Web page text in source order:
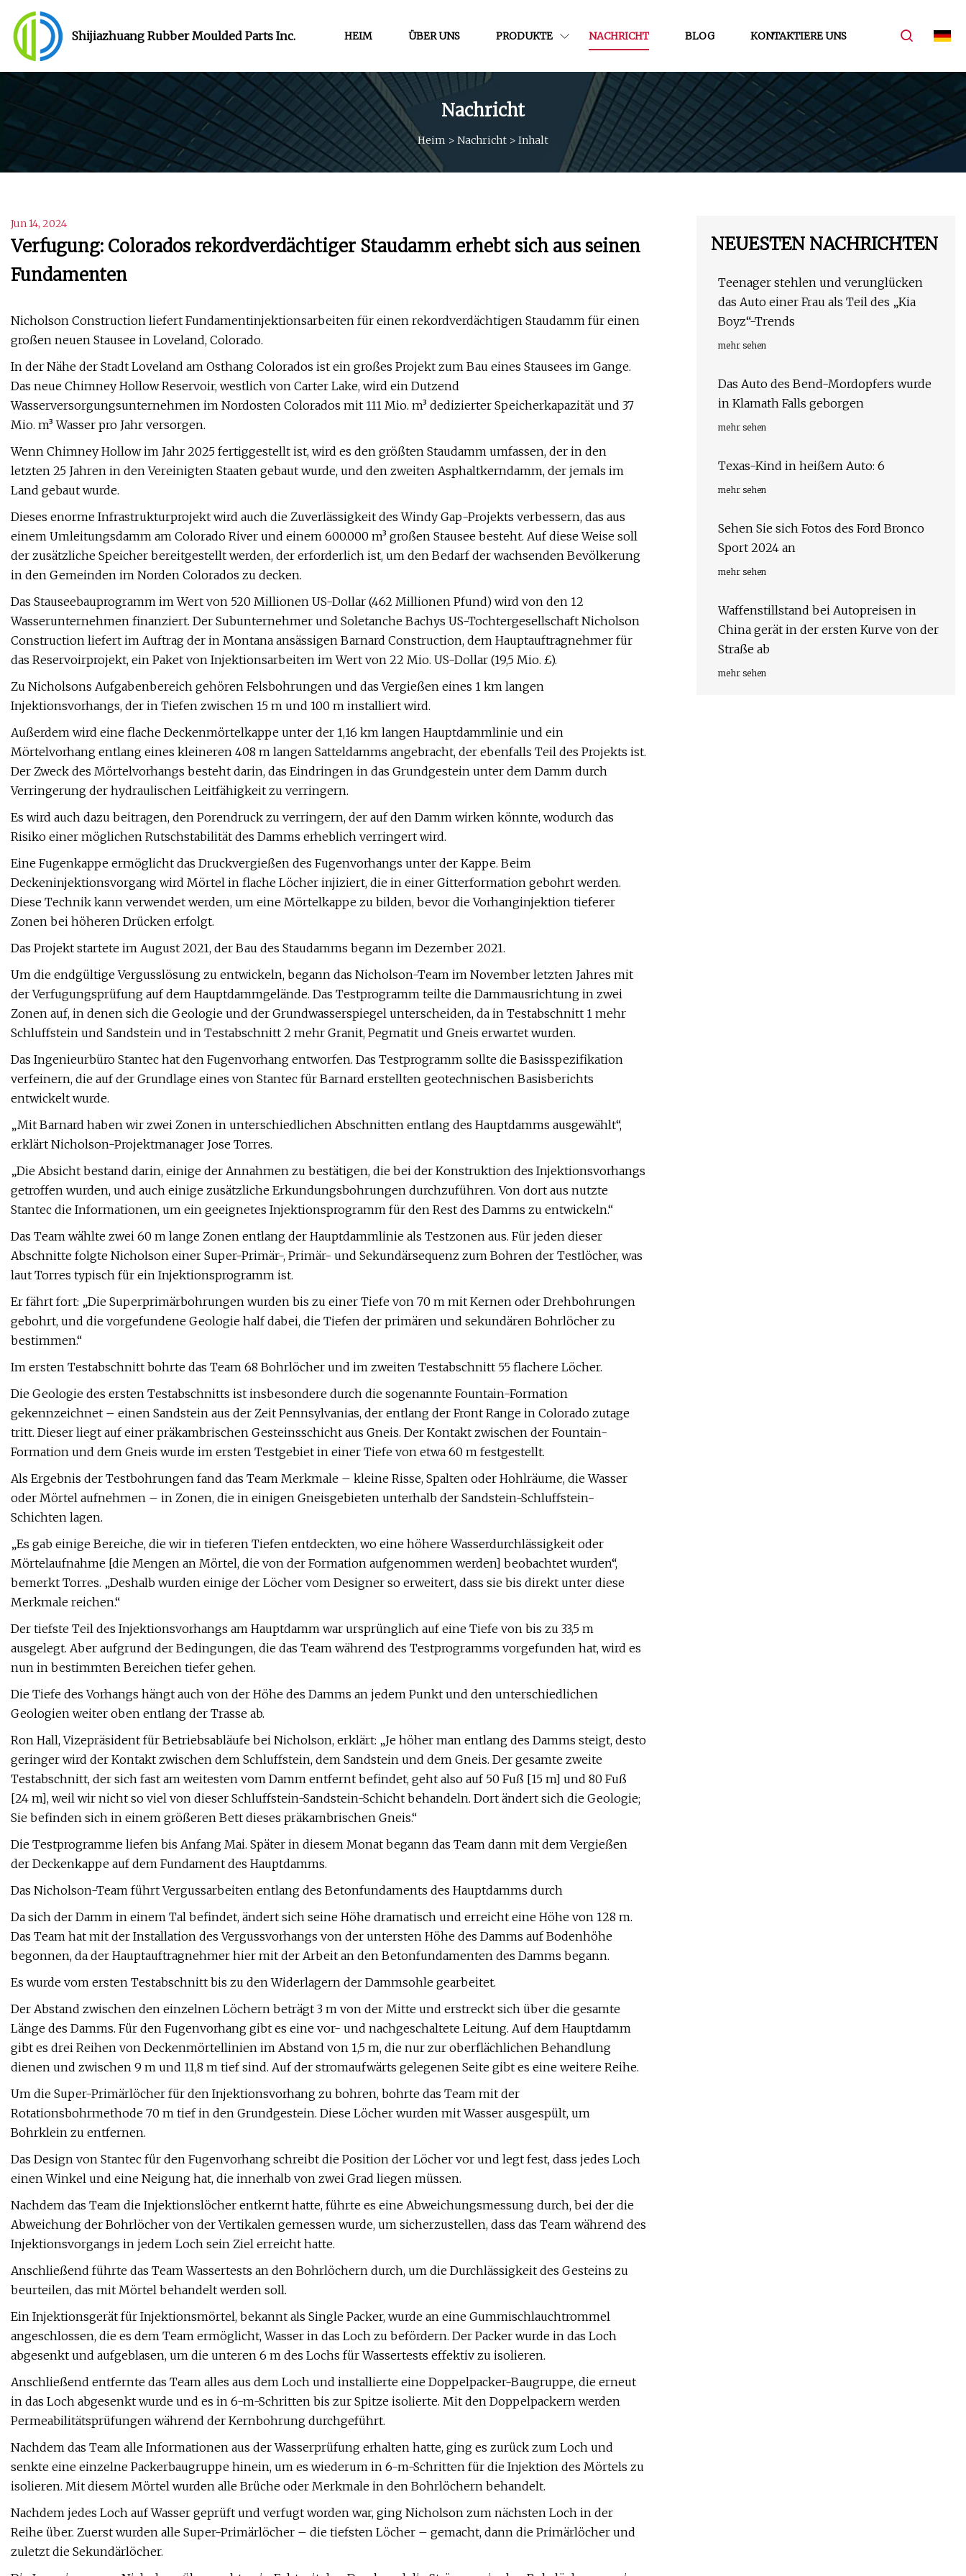
Shijiazhuang Rubber Moulded Parts Inc. HEIM ÜBER UNS PRODUKTE NACHRICHT BLOG KONTAKTIERE UNS
Nachricht
Heim > Nachricht > Inhalt
Jun 14, 2024
Verfugung: Colorados rekordverdächtiger Staudamm erhebt sich aus seinen
Fundamenten
Nicholson Construction liefert Fundamentinjektionsarbeiten für einen rekordverdächtigen Staudamm für einen
großen neuen Stausee in Loveland, Colorado.
In der Nähe der Stadt Loveland am Osthang Colorados ist ein großes Projekt zum Bau eines Stausees im Gange.
Das neue Chimney Hollow Reservoir, westlich von Carter Lake, wird ein Dutzend
Wasserversorgungsunternehmen im Nordosten Colorados mit 111 Mio. m³ dedizierter Speicherkapazität und 37
Mio. m³ Wasser pro Jahr versorgen.
Wenn Chimney Hollow im Jahr 2025 fertiggestellt ist, wird es den größten Staudamm umfassen, der in den
letzten 25 Jahren in den Vereinigten Staaten gebaut wurde, und den zweiten Asphaltkerndamm, der jemals im
Land gebaut wurde.
Dieses enorme Infrastrukturprojekt wird auch die Zuverlässigkeit des Windy Gap-Projekts verbessern, das aus
einem Umleitungsdamm am Colorado River und einem 600.000 m³ großen Stausee besteht. Auf diese Weise soll
der zusätzliche Speicher bereitgestellt werden, der erforderlich ist, um den Bedarf der wachsenden Bevölkerung
in den Gemeinden im Norden Colorados zu decken.
Das Stauseebauprogramm im Wert von 520 Millionen US-Dollar (462 Millionen Pfund) wird von den 12
Wasserunternehmen finanziert. Der Subunternehmer und Soletanche Bachys US-Tochtergesellschaft Nicholson
Construction liefert im Auftrag der in Montana ansässigen Barnard Construction, dem Hauptauftragnehmer für
das Reservoirprojekt, ein Paket von Injektionsarbeiten im Wert von 22 Mio. US-Dollar (19,5 Mio. £).
Zu Nicholsons Aufgabenbereich gehören Felsbohrungen und das Vergießen eines 1 km langen
Injektionsvorhangs, der in Tiefen zwischen 15 m und 100 m installiert wird.
Außerdem wird eine flache Deckenmörtelkappe unter der 1,16 km langen Hauptdammlinie und ein
Mörtelvorhang entlang eines kleineren 408 m langen Satteldamms angebracht, der ebenfalls Teil des Projekts ist.
Der Zweck des Mörtelvorhangs besteht darin, das Eindringen in das Grundgestein unter dem Damm durch
Verringerung der hydraulischen Leitfähigkeit zu verringern.
Es wird auch dazu beitragen, den Porendruck zu verringern, der auf den Damm wirken könnte, wodurch das
Risiko einer möglichen Rutschstabilität des Damms erheblich verringert wird.
Eine Fugenkappe ermöglicht das Druckvergießen des Fugenvorhangs unter der Kappe. Beim
Deckeninjektionsvorgang wird Mörtel in flache Löcher injiziert, die in einer Gitterformation gebohrt werden.
Diese Technik kann verwendet werden, um eine Mörtelkappe zu bilden, bevor die Vorhanginjektion tieferer
Zonen bei höheren Drücken erfolgt.
Das Projekt startete im August 2021, der Bau des Staudamms begann im Dezember 2021.
Um die endgültige Vergusslösung zu entwickeln, begann das Nicholson-Team im November letzten Jahres mit
der Verfugungsprüfung auf dem Hauptdammgelände. Das Testprogramm teilte die Dammausrichtung in zwei
Zonen auf, in denen sich die Geologie und der Grundwasserspiegel unterscheiden, da in Testabschnitt 1 mehr
Schluffstein und Sandstein und in Testabschnitt 2 mehr Granit, Pegmatit und Gneis erwartet wurden.
Das Ingenieurbüro Stantec hat den Fugenvorhang entworfen. Das Testprogramm sollte die Basisspezifikation
verfeinern, die auf der Grundlage eines von Stantec für Barnard erstellten geotechnischen Basisberichts
entwickelt wurde.
„Mit Barnard haben wir zwei Zonen in unterschiedlichen Abschnitten entlang des Hauptdamms ausgewählt“,
erklärt Nicholson-Projektmanager Jose Torres.
„Die Absicht bestand darin, einige der Annahmen zu bestätigen, die bei der Konstruktion des Injektionsvorhangs
getroffen wurden, und auch einige zusätzliche Erkundungsbohrungen durchzuführen. Von dort aus nutzte
Stantec die Informationen, um ein geeignetes Injektionsprogramm für den Rest des Damms zu entwickeln.“
Das Team wählte zwei 60 m lange Zonen entlang der Hauptdammlinie als Testzonen aus. Für jeden dieser
Abschnitte folgte Nicholson einer Super-Primär-, Primär- und Sekundärsequenz zum Bohren der Testlöcher, was
laut Torres typisch für ein Injektionsprogramm ist.
Er fährt fort: „Die Superprimärbohrungen wurden bis zu einer Tiefe von 70 m mit Kernen oder Drehbohrungen
gebohrt, und die vorgefundene Geologie half dabei, die Tiefen der primären und sekundären Bohrlöcher zu
bestimmen.“
Im ersten Testabschnitt bohrte das Team 68 Bohrlöcher und im zweiten Testabschnitt 55 flachere Löcher.
Die Geologie des ersten Testabschnitts ist insbesondere durch die sogenannte Fountain-Formation
gekennzeichnet – einen Sandstein aus der Zeit Pennsylvanias, der entlang der Front Range in Colorado zutage
tritt. Dieser liegt auf einer präkambrischen Gesteinsschicht aus Gneis. Der Kontakt zwischen der Fountain-
Formation und dem Gneis wurde im ersten Testgebiet in einer Tiefe von etwa 60 m festgestellt.
Als Ergebnis der Testbohrungen fand das Team Merkmale – kleine Risse, Spalten oder Hohlräume, die Wasser
oder Mörtel aufnehmen – in Zonen, die in einigen Gneisgebieten unterhalb der Sandstein-Schluffstein-
Schichten lagen.
„Es gab einige Bereiche, die wir in tieferen Tiefen entdeckten, wo eine höhere Wasserdurchlässigkeit oder
Mörtelaufnahme [die Mengen an Mörtel, die von der Formation aufgenommen werden] beobachtet wurden“,
bemerkt Torres. „Deshalb wurden einige der Löcher vom Designer so erweitert, dass sie bis direkt unter diese
Merkmale reichen.“
Der tiefste Teil des Injektionsvorhangs am Hauptdamm war ursprünglich auf eine Tiefe von bis zu 33,5 m
ausgelegt. Aber aufgrund der Bedingungen, die das Team während des Testprogramms vorgefunden hat, wird es
nun in bestimmten Bereichen tiefer gehen.
Die Tiefe des Vorhangs hängt auch von der Höhe des Damms an jedem Punkt und den unterschiedlichen
Geologien weiter oben entlang der Trasse ab.
Ron Hall, Vizepräsident für Betriebsabläufe bei Nicholson, erklärt: „Je höher man entlang des Damms steigt, desto
geringer wird der Kontakt zwischen dem Schluffstein, dem Sandstein und dem Gneis. Der gesamte zweite
Testabschnitt, der sich fast am weitesten vom Damm entfernt befindet, geht also auf 50 Fuß [15 m] und 80 Fuß
[24 m], weil wir nicht so viel von dieser Schluffstein-Sandstein-Schicht behandeln. Dort ändert sich die Geologie;
Sie befinden sich in einem größeren Bett dieses präkambrischen Gneis.“
Die Testprogramme liefen bis Anfang Mai. Später in diesem Monat begann das Team dann mit dem Vergießen
der Deckenkappe auf dem Fundament des Hauptdamms.
Das Nicholson-Team führt Vergussarbeiten entlang des Betonfundaments des Hauptdamms durch
Da sich der Damm in einem Tal befindet, ändert sich seine Höhe dramatisch und erreicht eine Höhe von 128 m.
Das Team hat mit der Installation des Vergussvorhangs von der untersten Höhe des Damms auf Bodenhöhe
begonnen, da der Hauptauftragnehmer hier mit der Arbeit an den Betonfundamenten des Damms begann.
Es wurde vom ersten Testabschnitt bis zu den Widerlagern der Dammsohle gearbeitet.
Der Abstand zwischen den einzelnen Löchern beträgt 3 m von der Mitte und erstreckt sich über die gesamte
Länge des Damms. Für den Fugenvorhang gibt es eine vor- und nachgeschaltete Leitung. Auf dem Hauptdamm
gibt es drei Reihen von Deckenmörtellinien im Abstand von 1,5 m, die nur zur oberflächlichen Behandlung
dienen und zwischen 9 m und 11,8 m tief sind. Auf der stromaufwärts gelegenen Seite gibt es eine weitere Reihe.
Um die Super-Primärlöcher für den Injektionsvorhang zu bohren, bohrte das Team mit der
Rotationsbohrmethode 70 m tief in den Grundgestein. Diese Löcher wurden mit Wasser ausgespült, um
Bohrklein zu entfernen.
Das Design von Stantec für den Fugenvorhang schreibt die Position der Löcher vor und legt fest, dass jedes Loch
einen Winkel und eine Neigung hat, die innerhalb von zwei Grad liegen müssen.
Nachdem das Team die Injektionslöcher entkernt hatte, führte es eine Abweichungsmessung durch, bei der die
Abweichung der Bohrlöcher von der Vertikalen gemessen wurde, um sicherzustellen, dass das Team während des
Injektionsvorgangs in jedem Loch sein Ziel erreicht hatte.
Anschließend führte das Team Wassertests an den Bohrlöchern durch, um die Durchlässigkeit des Gesteins zu
beurteilen, das mit Mörtel behandelt werden soll.
Ein Injektionsgerät für Injektionsmörtel, bekannt als Single Packer, wurde an eine Gummischlauchtrommel
angeschlossen, die es dem Team ermöglicht, Wasser in das Loch zu befördern. Der Packer wurde in das Loch
abgesenkt und aufgeblasen, um die unteren 6 m des Lochs für Wassertests effektiv zu isolieren.
Anschließend entfernte das Team alles aus dem Loch und installierte eine Doppelpacker-Baugruppe, die erneut
in das Loch abgesenkt wurde und es in 6-m-Schritten bis zur Spitze isolierte. Mit den Doppelpackern werden
Permeabilitätsprüfungen während der Kernbohrung durchgeführt.
Nachdem das Team alle Informationen aus der Wasserprüfung erhalten hatte, ging es zurück zum Loch und
senkte eine einzelne Packerbaugruppe hinein, um es wiederum in 6-m-Schritten für die Injektion des Mörtels zu
isolieren. Mit diesem Mörtel wurden alle Brüche oder Merkmale in den Bohrlöchern behandelt.
Nachdem jedes Loch auf Wasser geprüft und verfugt worden war, ging Nicholson zum nächsten Loch in der
Reihe über. Zuerst wurden alle Super-Primärlöcher – die tiefsten Löcher – gemacht, dann die Primärlöcher und
zuletzt die Sekundärlöcher.
NEUESTEN NACHRICHTEN
Teenager stehlen und verunglücken
das Auto einer Frau als Teil des „Kia
Boyz“-Trends
mehr sehen
Das Auto des Bend-Mordopfers wurde
in Klamath Falls geborgen
mehr sehen
Texas-Kind in heißem Auto: 6
mehr sehen
Sehen Sie sich Fotos des Ford Bronco
Sport 2024 an
mehr sehen
Waffenstillstand bei Autopreisen in
China gerät in der ersten Kurve von der
Straße ab
mehr sehen